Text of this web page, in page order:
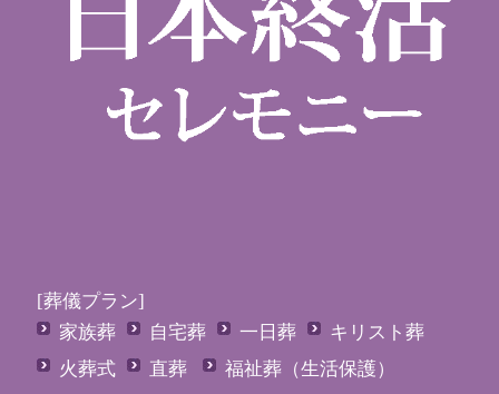
[葬儀プラン]
家族葬
自宅葬 一日葬
キリスト葬
火葬式
直葬
福祉葬（生活保護）